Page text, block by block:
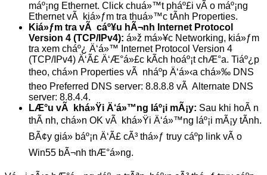
máº¡ng Ethernet. Click chuá»™t pháº£i vÃ o máº¡ng
Ethernet vÃ kiá»ƒm tra thuá»™c tÃ­nh Properties.
Kiá»ƒm tra vÃ cáº¥u hÃ¬nh Internet Protocol
Version 4 (TCP/IPv4): á»ž má»¥c Networking, kiá»ƒm
tra xem cháº¿ Ä‘á»™ Internet Protocol Version 4
(TCP/IPv4) Ä‘Ã£ Ä‘Æ°á»£c kÃ­ch hoáº¡t chÆ°a. Tiáº¿p
theo, chá»n Properties vÃ nháº­p Ä‘á»‹a chá»‰ DNS
theo Preferred DNS server: 8.8.8.8 vÃ Alternate DNS
server: 8.8.4.4.
LÆ°u vÃ khá»Ÿi Ä‘á»™ng láº¡i mÃ¡y: Sau khi hoÃ n
thÃ nh, chá»n OK vÃ khá»Ÿi Ä‘á»™ng láº¡i mÃ¡y tÃ­nh.
BÃ¢y giá» báº¡n Ä‘Ã£ cÃ³ thá»ƒ truy cáº­p link vÃ o
Win55 bÃ¬nh thÆ°á»ng.